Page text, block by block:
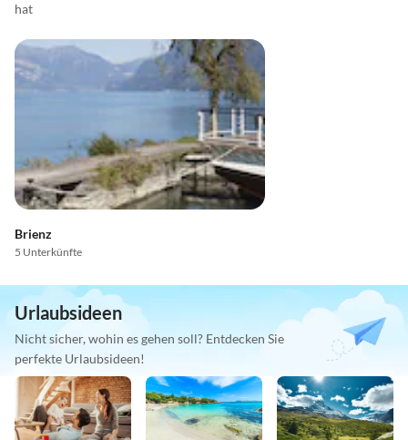
hat
Brienz
5 Unterkünfte
Urlaubsideen
Nicht sicher, wohin es gehen soll? Entdecken Sie
perfekte Urlaubsideen!